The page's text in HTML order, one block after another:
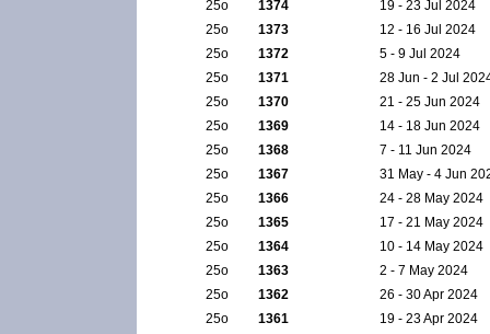
25ο
1374
19 - 23 Jul 2024
25ο
1373
12 - 16 Jul 2024
25ο
1372
5 - 9 Jul 2024
25ο
1371
28 Jun - 2 Jul
25ο
1370
21 - 25 Jun 2024
25ο
1369
14 - 18 Jun 2024
25ο
1368
7 - 11 Jun 2024
25ο
1367
31 May - 4 Jun
25ο
1366
24 - 28 May 2024
25ο
1365
17 - 21 May 2024
25ο
1364
10 - 14 May 2024
25ο
1363
2 - 7 May 2024
25ο
1362
26 - 30 Apr 2024
25ο
1361
19 - 23 Apr 2024